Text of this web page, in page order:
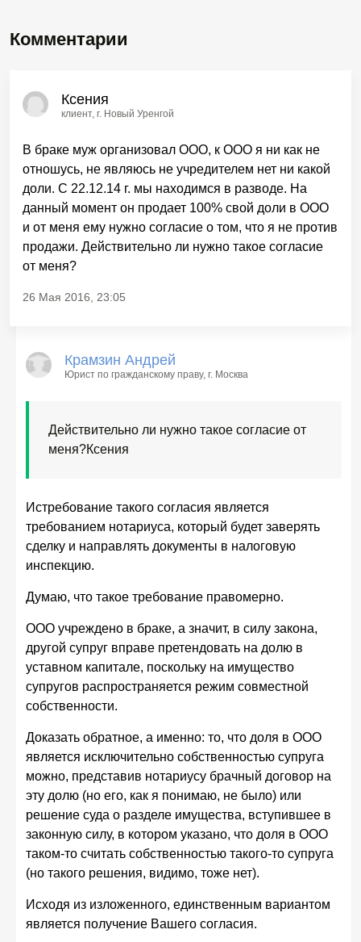
Комментарии
Ксения
клиент, г. Новый Уренгой
В браке муж организовал ООО, к ООО я ни как не
отношусь, не являюсь не учредителем нет ни какой
доли. С 22.12.14 г. мы находимся в разводе. На
данный момент он продает 100% свой доли в ООО
и от меня ему нужно согласие о том, что я не против
продажи. Действительно ли нужно такое согласие
от меня?
26 Мая 2016, 23:05
Крамзин Андрей
Юрист по гражданскому праву, г. Москва
Действительно ли нужно такое согласие от
меня?Ксения
Истребование такого согласия является
требованием нотариуса, который будет заверять
сделку и направлять документы в налоговую
инспекцию.
Думаю, что такое требование правомерно.
ООО учреждено в браке, а значит, в силу закона,
другой супруг вправе претендовать на долю в
уставном капитале, поскольку на имущество
супругов распространяется режим совместной
собственности.
Доказать обратное, а именно: то, что доля в ООО
является исключительно собственностью супруга
можно, представив нотариусу брачный договор на
эту долю (но его, как я понимаю, не было) или
решение суда о разделе имущества, вступившее в
законную силу, в котором указано, что доля в ООО
таком-то считать собственностью такого-то супруга
(но такого решения, видимо, тоже нет).
Исходя из изложенного, единственным вариантом
является получение Вашего согласия.